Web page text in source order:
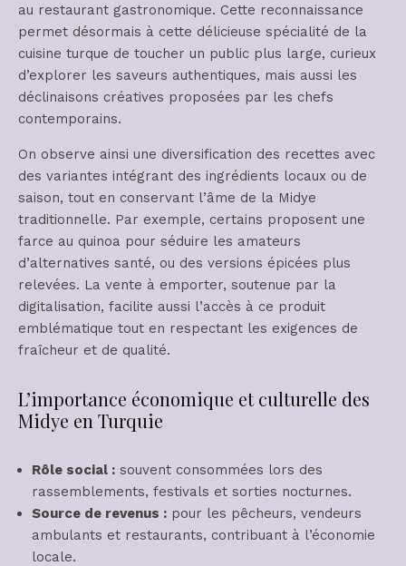
au restaurant gastronomique. Cette reconnaissance
permet désormais à cette délicieuse spécialité de la
cuisine turque de toucher un public plus large, curieux
d’explorer les saveurs authentiques, mais aussi les
déclinaisons créatives proposées par les chefs
contemporains.
On observe ainsi une diversification des recettes avec
des variantes intégrant des ingrédients locaux ou de
saison, tout en conservant l’âme de la Midye
traditionnelle. Par exemple, certains proposent une
farce au quinoa pour séduire les amateurs
d’alternatives santé, ou des versions épicées plus
relevées. La vente à emporter, soutenue par la
digitalisation, facilite aussi l’accès à ce produit
emblématique tout en respectant les exigences de
fraîcheur et de qualité.
L’importance économique et culturelle des
Midye en Turquie
Rôle social : souvent consommées lors des
rassemblements, festivals et sorties nocturnes.
Source de revenus : pour les pêcheurs, vendeurs
ambulants et restaurants, contribuant à l’économie
locale.